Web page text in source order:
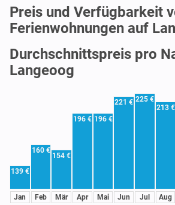
Preis und Verfügbarkeit
Ferienwohnungen auf
Durchschnittspreis pro
Langeoog
139 €
Jan
160 €
Feb
154 €
Mär
196 €
Apr
196 €
Mai
221 €
Jun
225 €
Jul
213 €
Aug